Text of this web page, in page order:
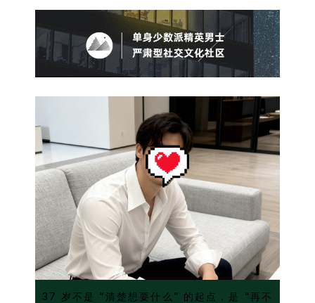
37 岁不是 “清楚想要什么” 的起点，是 “再不